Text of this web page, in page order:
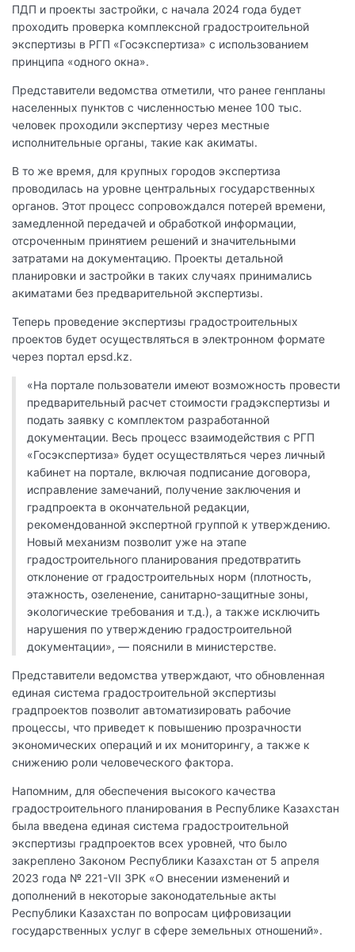
ПДП и проекты застройки, с начала 2024 года будет
проходить проверка комплексной градостроительной
экспертизы в РГП «Госэкспертиза» с использованием
принципа «одного окна».
Представители ведомства отметили, что ранее генпланы
населенных пунктов с численностью менее 100 тыс.
человек проходили экспертизу через местные
исполнительные органы, такие как акиматы.
В то же время, для крупных городов экспертиза
проводилась на уровне центральных государственных
органов. Этот процесс сопровождался потерей времени,
замедленной передачей и обработкой информации,
отсроченным принятием решений и значительными
затратами на документацию. Проекты детальной
планировки и застройки в таких случаях принимались
акиматами без предварительной экспертизы.
Теперь проведение экспертизы градостроительных
проектов будет осуществляться в электронном формате
через портал epsd.kz.
«На портале пользователи имеют возможность провести
предварительный расчет стоимости градэкспертизы и
подать заявку с комплектом разработанной
документации. Весь процесс взаимодействия с РГП
«Госэкспертиза» будет осуществляться через личный
кабинет на портале, включая подписание договора,
исправление замечаний, получение заключения и
градпроекта в окончательной редакции,
рекомендованной экспертной группой к утверждению.
Новый механизм позволит уже на этапе
градостроительного планирования предотвратить
отклонение от градостроительных норм (плотность,
этажность, озеленение, санитарно-защитные зоны,
экологические требования и т.д.), а также исключить
нарушения по утверждению градостроительной
документации», — пояснили в министерстве.
Представители ведомства утверждают, что обновленная
единая система градостроительной экспертизы
градпроектов позволит автоматизировать рабочие
процессы, что приведет к повышению прозрачности
экономических операций и их мониторингу, а также к
снижению роли человеческого фактора.
Напомним, для обеспечения высокого качества
градостроительного планирования в Республике Казахстан
была введена единая система градостроительной
экспертизы градпроектов всех уровней, что было
закреплено Законом Республики Казахстан от 5 апреля
2023 года № 221-VII ЗРК «О внесении изменений и
дополнений в некоторые законодательные акты
Республики Казахстан по вопросам цифровизации
государственных услуг в сфере земельных отношений».